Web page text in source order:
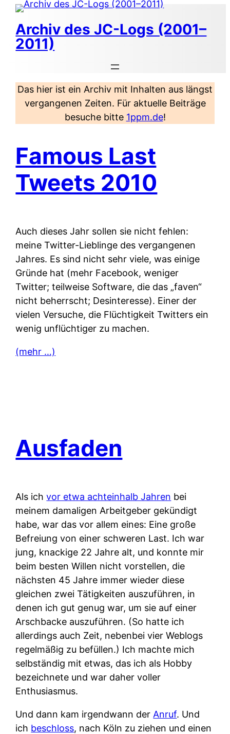
Zum
Inhalt
springen
Archiv des JC-Logs (2001–
2011)
Das hier ist ein Archiv mit Inhalten aus längst
vergangenen Zeiten. Für aktuelle Beiträge
besuche bitte 1ppm.de!
Famous Last
Tweets 2010
Auch dieses Jahr sollen sie nicht fehlen:
meine Twitter-Lieblinge des vergangenen
Jahres. Es sind nicht sehr viele, was einige
Gründe hat (mehr Facebook, weniger
Twitter; teilweise Software, die das „faven“
nicht beherrscht; Desinteresse). Einer der
vielen Versuche, die Flüchtigkeit Twitters ein
wenig unflüchtiger zu machen.
(mehr …)
Ausfaden
Als ichvor etwa achteinhalb Jahren bei
meinem damaligen Arbeitgeber gekündigt
habe, war das vor allem eines: Eine große
Befreiung von einer schweren Last. Ich war
jung, knackige 22 Jahre alt, und konnte mir
beim besten Willen nicht vorstellen, die
nächsten 45 Jahre immer wieder diese
gleichen zwei Tätigkeiten auszuführen, in
denen ich gut genug war, um sie auf einer
Arschbacke auszuführen. (So hatte ich
allerdings auch Zeit, nebenbei vier Weblogs
regelmäßig zu befüllen.) Ich machte mich
selbständig mit etwas, das ich als Hobby
bezeichnete und war daher voller
Enthusiasmus.
Und dann kam irgendwann der Anruf. Und
ich beschloss, nach Köln zu ziehen und einen